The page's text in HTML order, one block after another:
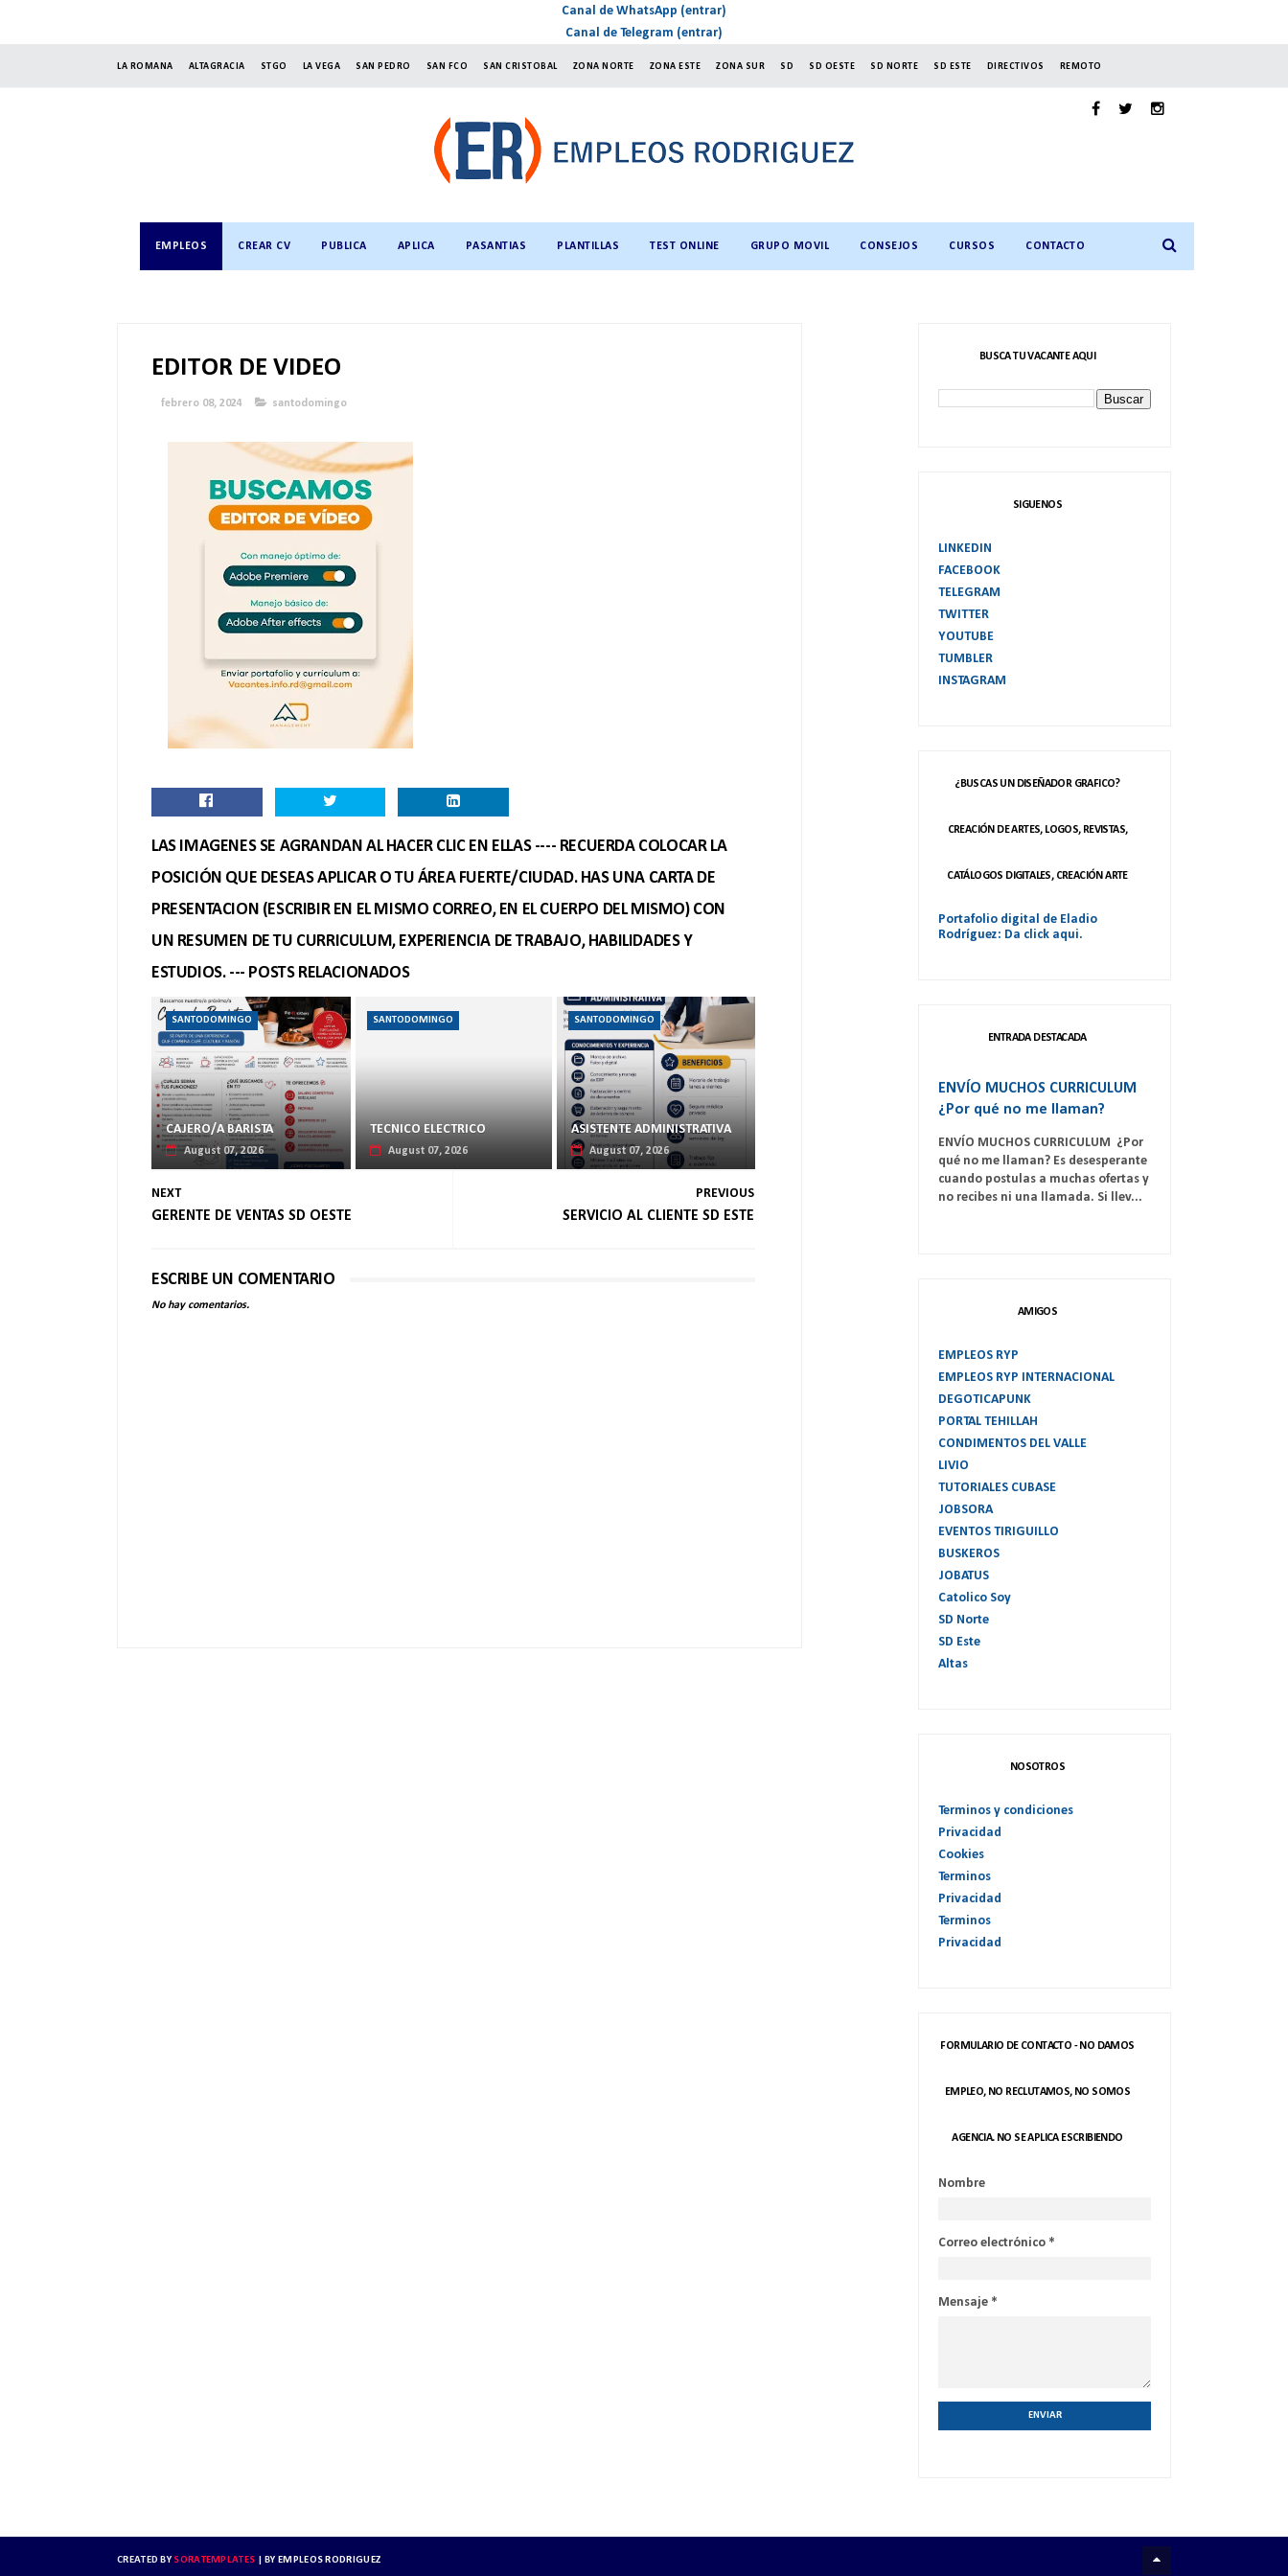
Canal de WhatsApp (entrar)
Canal de Telegram (entrar)
LA ROMANA ALTAGRACIA STGO LA VEGA SAN PEDRO SAN FCO SAN CRISTOBAL ZONA NORTE ZONA ESTE ZONA SUR SD SD OESTE SD NORTE SD ESTE DIRECTIVOS REMOTO
EMPLEOS CREAR CV PUBLICA APLICA PASANTIAS PLANTILLAS TEST ONLINE GRUPO MOVIL CONSEJOS CURSOS CONTACTO
EDITOR DE VIDEO
febrero 08, 2024 santodomingo
LAS IMAGENES SE AGRANDAN AL HACER CLIC EN ELLAS ---- RECUERDA COLOCAR LA
POSICIÓN QUE DESEAS APLICAR O TU ÁREA FUERTE/CIUDAD. HAS UNA CARTA DE
PRESENTACION (ESCRIBIR EN EL MISMO CORREO, EN EL CUERPO DEL MISMO) CON
UN RESUMEN DE TU CURRICULUM, EXPERIENCIA DE TRABAJO, HABILIDADES Y
ESTUDIOS. --- POSTS RELACIONADOS
SANTODOMINGO
CAJERO/A BARISTA
August 07, 2026
SANTODOMINGO
TECNICO ELECTRICO
August 07, 2026
SANTODOMINGO
ASISTENTE ADMINISTRATIVA
August 07, 2026
NEXT
GERENTE DE VENTAS SD OESTE
PREVIOUS
SERVICIO AL CLIENTE SD ESTE
ESCRIBE UN COMENTARIO
No hay comentarios.
BUSCA TU VACANTE AQUI
SIGUENOS
LINKEDIN
FACEBOOK
TELEGRAM
TWITTER
YOUTUBE
TUMBLER
INSTAGRAM
¿BUSCAS UN DISEÑADOR GRAFICO?
CREACIÓN DE ARTES, LOGOS, REVISTAS,
CATÁLOGOS DIGITALES, CREACIÓN ARTE
Portafolio digital de Eladio
Rodríguez: Da click aqui.
ENTRADA DESTACADA
ENVÍO MUCHOS CURRICULUM
¿Por qué no me llaman?
ENVÍO MUCHOS CURRICULUM ¿Por
qué no me llaman? Es desesperante
cuando postulas a muchas ofertas y
no recibes ni una llamada. Si llev...
AMIGOS
EMPLEOS RYP
EMPLEOS RYP INTERNACIONAL
DEGOTICAPUNK
PORTAL TEHILLAH
CONDIMENTOS DEL VALLE
LIVIO
TUTORIALES CUBASE
JOBSORA
EVENTOS TIRIGUILLO
BUSKEROS
JOBATUS
Catolico Soy
SD Norte
SD Este
Altas
NOSOTROS
Terminos y condiciones
Privacidad
Cookies
Terminos
Privacidad
Terminos
Privacidad
FORMULARIO DE CONTACTO - NO DAMOS
EMPLEO, NO RECLUTAMOS, NO SOMOS
AGENCIA. NO SE APLICA ESCRIBIENDO
Nombre
Correo electrónico *
Mensaje *
CREATED BY SORATEMPLATES | BY EMPLEOS RODRIGUEZ